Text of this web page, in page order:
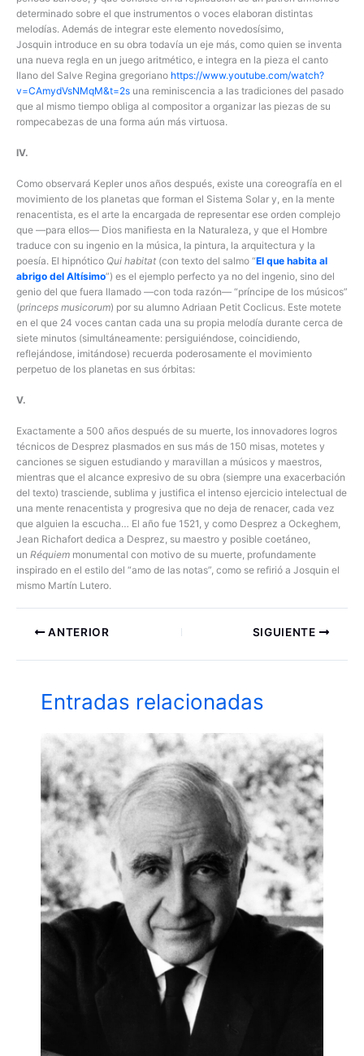
determinado sobre el que instrumentos o voces elaboran distintas
melodías. Además de integrar este elemento novedosísimo,
Josquin introduce en su obra todavía un eje más, como quien se inventa
una nueva regla en un juego aritmético, e integra en la pieza el canto
llano del Salve Regina gregoriano https://www.youtube.com/watch?
v=CAmydVsNMqM&t=2s una reminiscencia a las tradiciones del pasado
que al mismo tiempo obliga al compositor a organizar las piezas de su
rompecabezas de una forma aún más virtuosa.
IV.
Como observará Kepler unos años después, existe una coreografía en el
movimiento de los planetas que forman el Sistema Solar y, en la mente
renacentista, es el arte la encargada de representar ese orden complejo
que —para ellos— Dios manifiesta en la Naturaleza, y que el Hombre
traduce con su ingenio en la música, la pintura, la arquitectura y la
poesía. El hipnótico Qui habitat (con texto del salmo “El que habita al
abrigo del Altísimo”) es el ejemplo perfecto ya no del ingenio, sino del
genio del que fuera llamado —con toda razón— “príncipe de los músicos”
(princeps musicorum) por su alumno Adriaan Petit Coclicus. Este motete
en el que 24 voces cantan cada una su propia melodía durante cerca de
siete minutos (simultáneamente: persiguiéndose, coincidiendo,
reflejándose, imitándose) recuerda poderosamente el movimiento
perpetuo de los planetas en sus órbitas:
V.
Exactamente a 500 años después de su muerte, los innovadores logros
técnicos de Desprez plasmados en sus más de 150 misas, motetes y
canciones se siguen estudiando y maravillan a músicos y maestros,
mientras que el alcance expresivo de su obra (siempre una exacerbación
del texto) trasciende, sublima y justifica el intenso ejercicio intelectual de
una mente renacentista y progresiva que no deja de renacer, cada vez
que alguien la escucha… El año fue 1521, y como Desprez a Ockeghem,
Jean Richafort dedica a Desprez, su maestro y posible coetáneo,
un Réquiem monumental con motivo de su muerte, profundamente
inspirado en el estilo del “amo de las notas”, como se refirió a Josquin el
mismo Martín Lutero.
ANTERIOR SIGUIENTE
Entradas relacionadas